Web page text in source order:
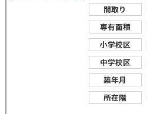
間取り
専有面積
小学校区
中学校区
築年月
所在階